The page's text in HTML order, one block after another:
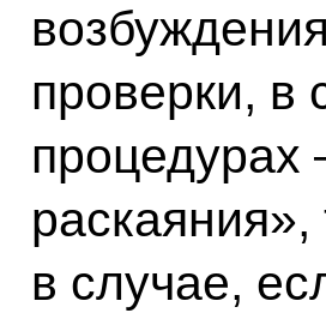
проверки, в
процедурах
раскаяния»,
в случае,